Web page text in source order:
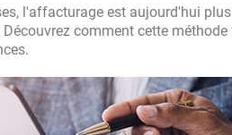
l'affacturage est aujourd'hui
comment cette